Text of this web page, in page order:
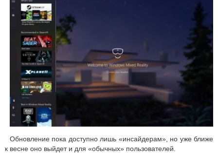
Обновление пока доступно лишь «инсайдерам», но уже ближе
к весне оно выйдет и для «обычных» пользователей.